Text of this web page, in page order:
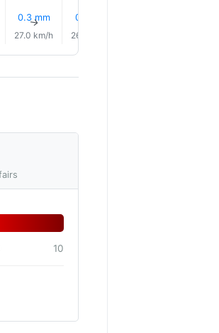
0.3 mm
↑
27.0 km/h
0.1 mm
26.0 km/h
10